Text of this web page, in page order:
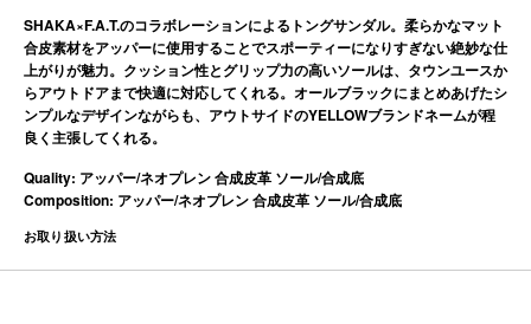
※単位はすべて「cm」です。
製造工程で多少の誤差があることを予めご了承ください。
SHAKA×F.A.T.のコラボレーションによるトングサンダル。柔らかなマット
合皮素材をアッパーに使用することでスポーティーになりすぎない絶妙な仕
上がりが魅力。クッション性とグリップ力の高いソールは、タウンユースか
らアウトドアまで快適に対応してくれる。オールブラックにまとめあげたシ
ンプルなデザインながらも、アウトサイドのYELLOWブランドネームが程
良く主張してくれる。
Quality: アッパー/ネオプレン 合成皮革 ソール/合成底
Composition: アッパー/ネオプレン 合成皮革 ソール/合成底
お取り扱い方法